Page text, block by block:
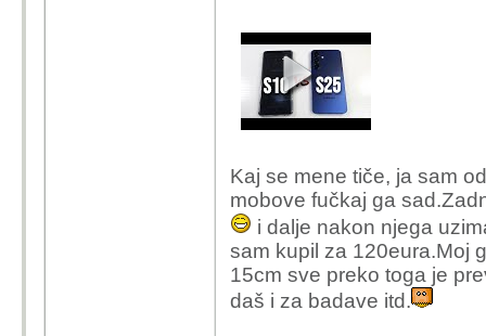
Kaj se mene tiče, ja sam
mobove fučkaj ga
i dalje nakon njega
sam kupil za 120eura.Moj
15cm sve preko toga je
daš i za badave itd.